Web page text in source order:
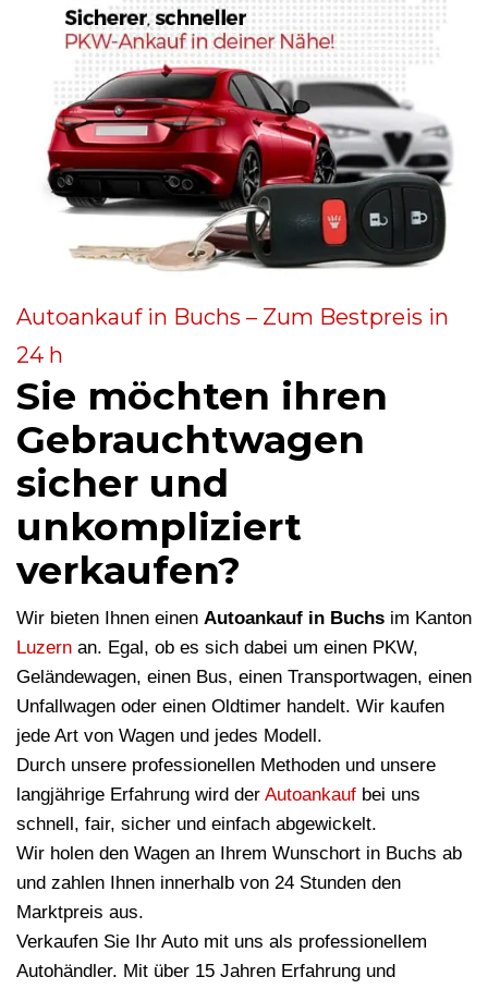
Autoankauf in Buchs – Zum Bestpreis in
24 h
Sie möchten ihren
Gebrauchtwagen
sicher und
unkompliziert
verkaufen?
Wir bieten Ihnen einen Autoankauf in Buchs im Kanton
Luzern an. Egal, ob es sich dabei um einen PKW,
Geländewagen, einen Bus, einen Transportwagen, einen
Unfallwagen oder einen Oldtimer handelt. Wir kaufen
jede Art von Wagen und jedes Modell.
Durch unsere professionellen Methoden und unsere
langjährige Erfahrung wird der Autoankauf bei uns
schnell, fair, sicher und einfach abgewickelt.
Wir holen den Wagen an Ihrem Wunschort in Buchs ab
und zahlen Ihnen innerhalb von 24 Stunden den
Marktpreis aus.
Verkaufen Sie Ihr Auto mit uns als professionellem
Autohändler. Mit über 15 Jahren Erfahrung und